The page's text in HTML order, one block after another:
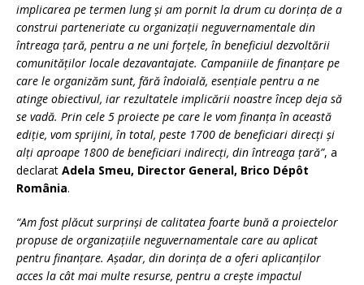
implicarea pe termen lung şi am pornit la drum cu dorința de a
construi parteneriate cu organizații neguvernamentale din
întreaga ţară, pentru a ne uni forțele, în beneficiul dezvoltării
comunităților locale dezavantajate. Campaniile de finanţare pe
care le organizăm sunt, fără îndoială, esențiale pentru a ne
atinge obiectivul, iar rezultatele implicării noastre încep deja să
se vadă. Prin cele 5 proiecte pe care le vom finanța în această
ediţie, vom sprijini, în total, peste 1700 de beneficiari direcți și
alţi aproape 1800 de beneficiari indirecți, din întreaga țară”, a
declarat Adela Smeu, Director General, Brico Dépôt
România.
“Am fost plăcut surprinşi de calitatea foarte bună a proiectelor
propuse de organizațiile neguvernamentale care au aplicat
pentru finanţare. Aşadar, din dorinţa de a oferi aplicanților
acces la cât mai multe resurse, pentru a creşte impactul